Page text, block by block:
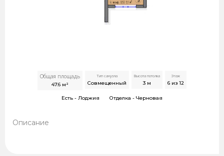
Общая площадь
47.6 м²
Тип санузла
Совмещенный
Высота потолка
3 м
Этаж
6 из 12
Есть - Лоджия Отделка - Черновая
Описание